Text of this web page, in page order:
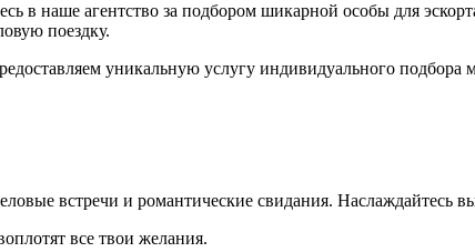
в наше агентство за подбором шикарной особы для
поездку.
уникальную услугу индивидуального
встречи и романтические свидания. Наслаждайтесь
все твои желания.